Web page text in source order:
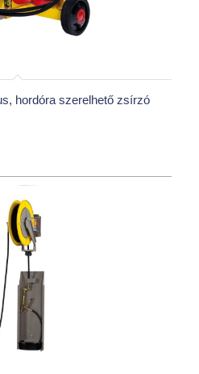
hordóra szerelhető zsírzó